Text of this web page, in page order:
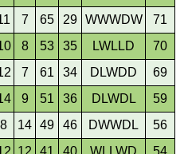
7 65 29 WWWDW
71
8 53 35 LWLLD
70
7 61 34 DLWDD
69
9 51 36 DLWDL
59
8 14 49 46 DWWDL
56
12 41 40 WLLWD
54